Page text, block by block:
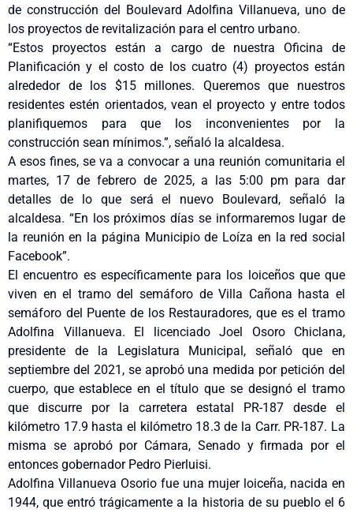
de construcción del Boulevard Adolfina Villanueva, uno de
los proyectos de revitalización para el centro urbano.
“Estos proyectos están a cargo de nuestra Oficina de
Planificación y el costo de los cuatro (4) proyectos están
alrededor de los $15 millones. Queremos que nuestros
residentes estén orientados, vean el proyecto y entre todos
planifiquemos para que los inconvenientes por la
construcción sean mínimos.”, señaló la alcaldesa.
A esos fines, se va a convocar a una reunión comunitaria el
martes, 17 de febrero de 2025, a las 5:00 pm para dar
detalles de lo que será el nuevo Boulevard, señaló la
alcaldesa. “En los próximos días se informaremos lugar de
la reunión en la página Municipio de Loíza en la red social
Facebook”.
El encuentro es específicamente para los loiceños que que
viven en el tramo del semáforo de Villa Cañona hasta el
semáforo del Puente de los Restauradores, que es el tramo
Adolfina Villanueva. El licenciado Joel Osoro Chiclana,
presidente de la Legislatura Municipal, señaló que en
septiembre del 2021, se aprobó una medida por petición del
cuerpo, que establece en el título que se designó el tramo
que discurre por la carretera estatal PR-187 desde el
kilómetro 17.9 hasta el kilómetro 18.3 de la Carr. PR-187. La
misma se aprobó por Cámara, Senado y firmada por el
entonces gobernador Pedro Pierluisi.
Adolfina Villanueva Osorio fue una mujer loiceña, nacida en
1944, que entró trágicamente a la historia de su pueblo el 6